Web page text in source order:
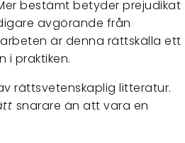
bestämt betyder prejudikat
avgörande från
är denna rättskälla ett
i praktiken.
rättsvetenskaplig litteratur.
snarare än att vara en